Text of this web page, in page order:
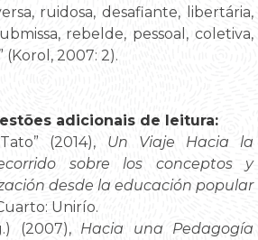
ruidosa, desafiante, libertária,
rebelde, pessoal, coletiva,
(Korol, 2007: 2).
adicionais de leitura:
(2014), Un Viaje Hacia la
sobre los conceptos y
desde la educación popular
Unirío.
(2007), Hacia una Pedagogía